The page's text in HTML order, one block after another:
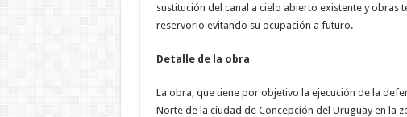
sustitución del canal a cielo abierto existente y obras
reservorio evitando su ocupación a futuro.
Detalle de la obra
La obra, que tiene por objetivo la ejecución de la
Norte de la ciudad de Concepción del Uruguay en la